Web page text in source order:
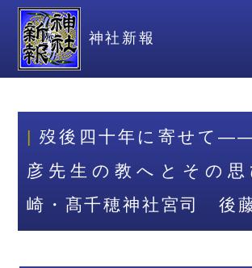
神社新報
歿後四十年に寄せて
彦先生の教へとその
崎・髙千穂神社宮司 後